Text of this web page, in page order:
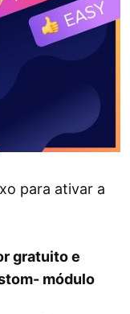
para ativar a
gratuito e
módulo